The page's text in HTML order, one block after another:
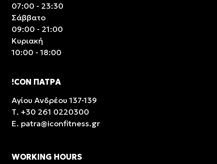
07:00 - 23:30
Σάββατο
09:00 - 21:00
Κυριακή
10:00 - 18:00
!CON ΠΑΤΡΑ
Αγίου Ανδρέου 137-139
Τ. +30 261 0220300
E. patra@iconfitness.gr
WORKING HOURS